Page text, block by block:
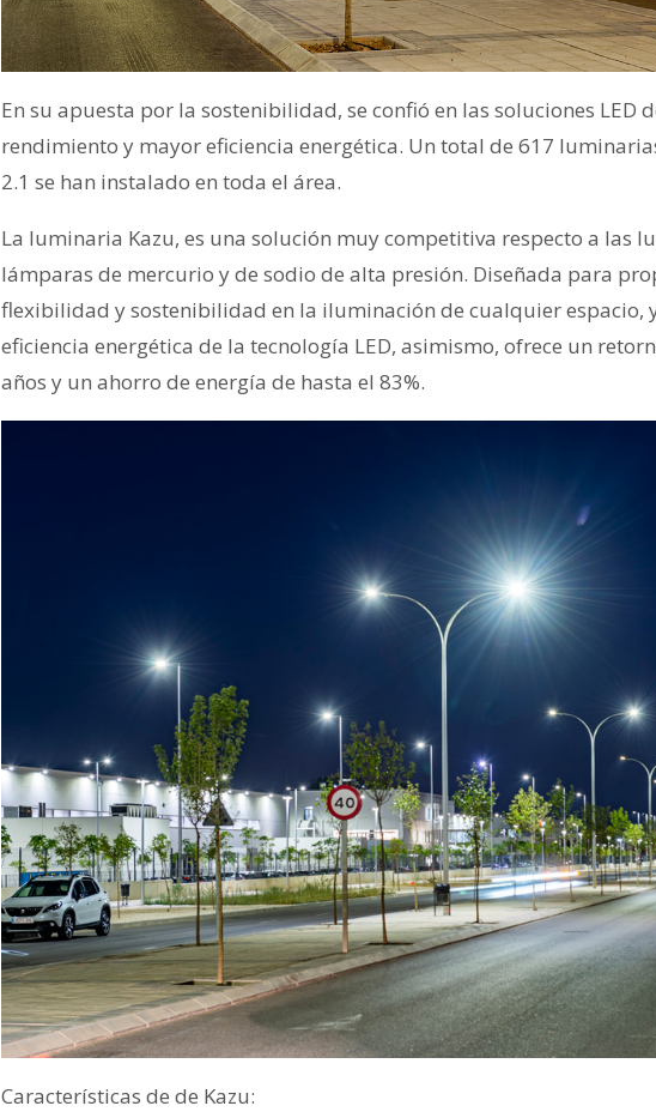
En su apuesta por la sostenibilidad, se confió en las soluciones LED
rendimiento y mayor eficiencia energética. Un total de 617
2.1 se han instalado en toda el área.
La luminaria Kazu, es una solución muy competitiva respecto a las
lámparas de mercurio y de sodio de alta presión. Diseñada para
flexibilidad y sostenibilidad en la iluminación de cualquier espacio,
eficiencia energética de la tecnología LED, asimismo, ofrece un
años y un ahorro de energía de hasta el 83%.
Características de de Kazu: